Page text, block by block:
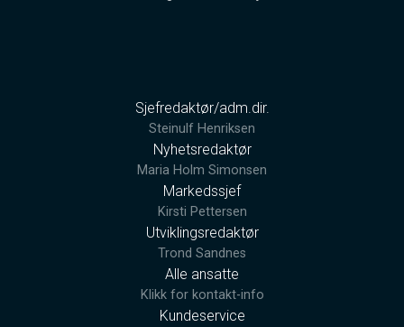
Sjefredaktør/adm.dir.
Steinulf Henriksen
Nyhetsredaktør
Maria Holm Simonsen
Markedssjef
Kirsti Pettersen
Utviklingsredaktør
Trond Sandnes
Alle ansatte
Klikk for kontakt-info
Kundeservice